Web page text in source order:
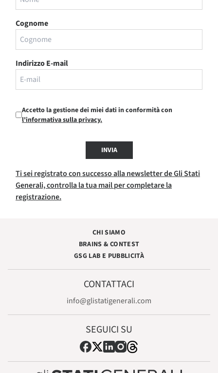
Cognome
Indirizzo E-mail
Accetto la gestione dei miei dati in conformità con
l'informativa sulla privacy.
INVIA
Ti sei registrato con successo alla newsletter de Gli Stati
Generali, controlla la tua mail per completare la
registrazione.
CHI SIAMO
BRAINS & CONTEST
GSG LAB E PUBBLICITÀ
CONTATTACI
info@glistatigenerali.com
SEGUICI SU